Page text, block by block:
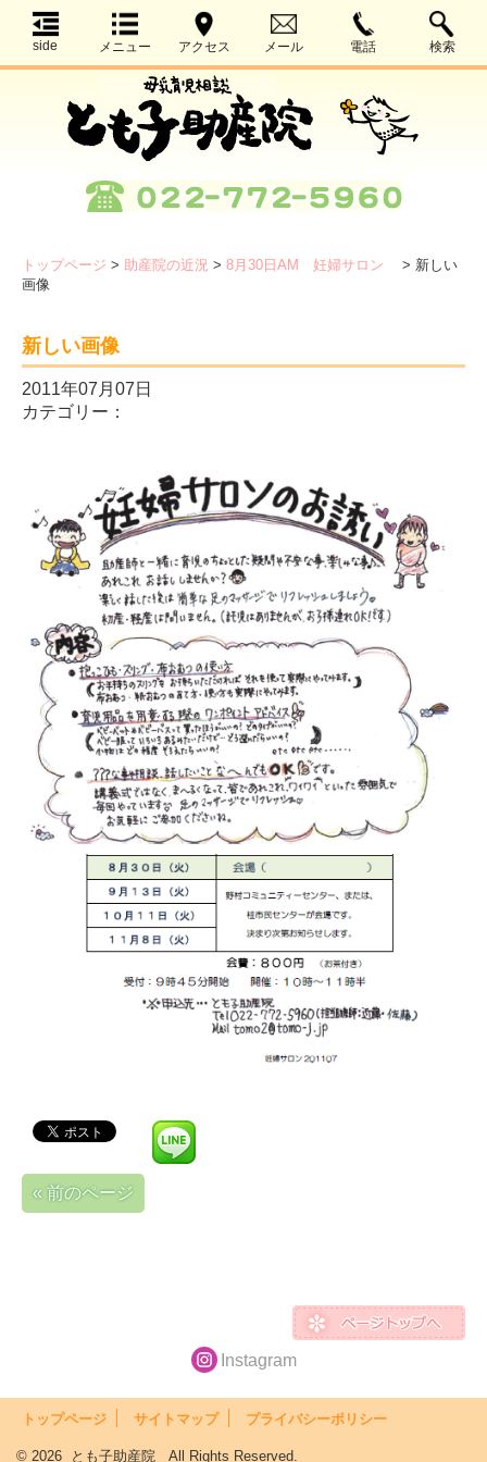
side メニュー アクセス メール 電話 検索
トップページ > 助産院の近況 > 8月30日AM 妊婦サロン > 新しい
画像
新しい画像
2011年07月07日
カテゴリー：
« 前のページ
Instagram
トップページ サイトマップ プライバシーポリシー
© 2026 とも子助産院 All Rights Reserved.